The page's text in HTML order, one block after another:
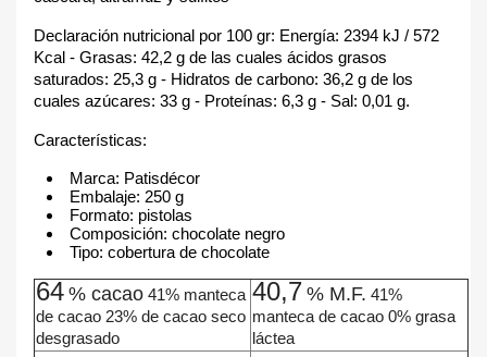
Declaración nutricional por 100 gr: Energía: 2394 kJ / 572
Kcal - Grasas: 42,2 g de las cuales ácidos grasos
saturados: 25,3 g - Hidratos de carbono: 36,2 g de los
cuales azúcares: 33 g - Proteínas: 6,3 g - Sal: 0,01 g.
Características:
Marca: Patisdécor
Embalaje: 250 g
Formato: pistolas
Composición: chocolate negro
Tipo: cobertura de chocolate
64 % cacao 41% manteca
de cacao 23% de cacao seco
desgrasado
40,7 % M.F. 41%
manteca de cacao 0% grasa
láctea